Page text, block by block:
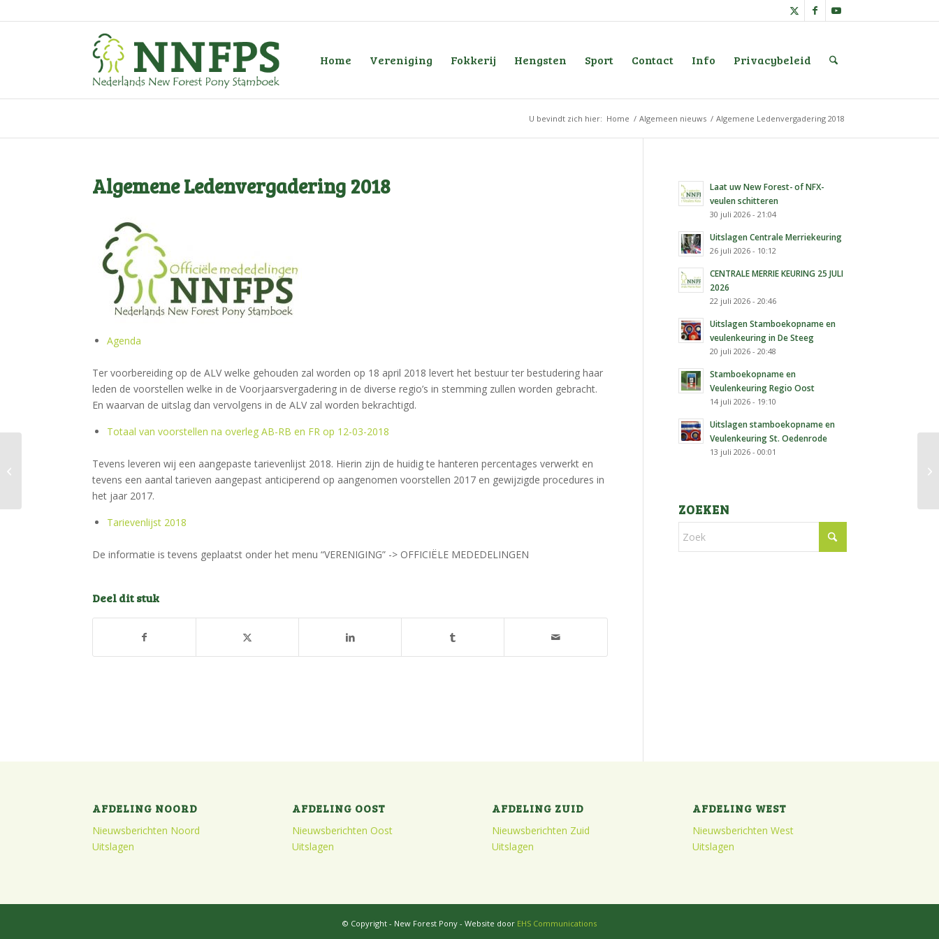
Home Vereniging Fokkerij Hengsten Sport Contact Info Privacybeleid
U bevindt zich hier: Home / Algemeen nieuws / Algemene Ledenvergadering 2018
Algemene Ledenvergadering 2018
Agenda
Ter voorbereiding op de ALV welke gehouden zal worden op 18 april 2018 levert het bestuur ter bestudering haar
leden de voorstellen welke in de Voorjaarsvergadering in de diverse regio’s in stemming zullen worden gebracht.
En waarvan de uitslag dan vervolgens in de ALV zal worden bekrachtigd.
Totaal van voorstellen na overleg AB-RB en FR op 12-03-2018
Tevens leveren wij een aangepaste tarievenlijst 2018. Hierin zijn de huidig te hanteren percentages verwerkt en
tevens een aantal tarieven aangepast anticiperend op aangenomen voorstellen 2017 en gewijzigde procedures in
het jaar 2017.
Tarievenlijst 2018
De informatie is tevens geplaatst onder het menu “VERENIGING” -> OFFICIËLE MEDEDELINGEN
Deel dit stuk
Laat uw New Forest- of NFX-
veulen schitteren
30 juli 2026 - 21:04
Uitslagen Centrale Merriekeuring
26 juli 2026 - 10:12
CENTRALE MERRIE KEURING 25 JULI
2026
22 juli 2026 - 20:46
Uitslagen Stamboekopname en
veulenkeuring in De Steeg
20 juli 2026 - 20:48
Stamboekopname en
Veulenkeuring Regio Oost
14 juli 2026 - 19:10
Uitslagen stamboekopname en
Veulenkeuring St. Oedenrode
13 juli 2026 - 00:01
ZOEKEN
AFDELING NOORD
Nieuwsberichten Noord
Uitslagen
AFDELING OOST
Nieuwsberichten Oost
Uitslagen
AFDELING ZUID
Nieuwsberichten Zuid
Uitslagen
AFDELING WEST
Nieuwsberichten West
Uitslagen
© Copyright - New Forest Pony - Website door EHS Communications
Uitslagen CHK 17